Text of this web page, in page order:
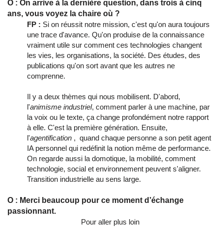
O : On arrive à la dernière question, dans trois à cinq
ans, vous voyez la chaire où ?
FP : Si on réussit notre mission, c'est qu'on aura toujours
une trace d'avance. Qu'on produise de la connaissance
vraiment utile sur comment ces technologies changent
les vies, les organisations, la société. Des études, des
publications qu'on sort avant que les autres ne
comprenne.
Il y a deux thèmes qui nous mobilisent. D'abord,
l'animisme industriel, comment parler à une machine, par
la voix ou le texte, ça change profondément notre rapport
à elle. C'est la première génération. Ensuite,
l'agentification , quand chaque personne a son petit agent
IA personnel qui redéfinit la notion même de performance.
On regarde aussi la domotique, la mobilité, comment
technologie, social et environnement peuvent s'aligner.
Transition industrielle au sens large.
O : Merci beaucoup pour ce moment d’échange
passionnant.
Pour aller plus loin